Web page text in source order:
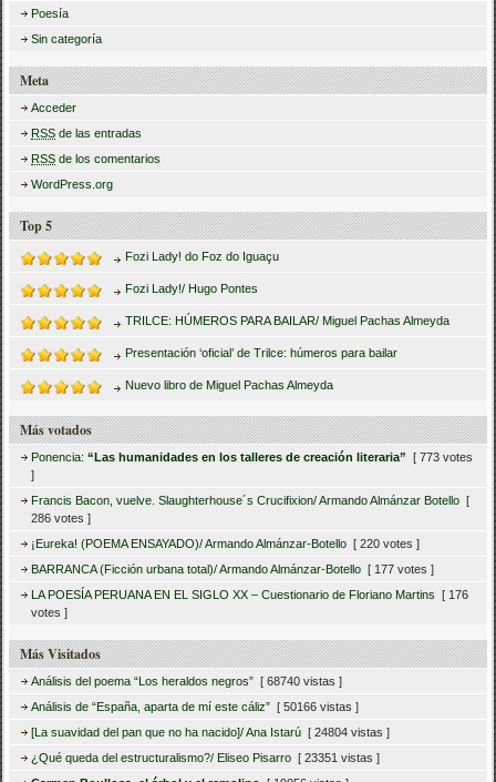
Poesía
Sin categoría
Meta
Acceder
RSS de las entradas
RSS de los comentarios
WordPress.org
Top 5
Fozi Lady! do Foz do Iguaçu
Fozi Lady!/ Hugo Pontes
TRILCE: HÚMEROS PARA BAILAR/ Miguel Pachas Almeyda
Presentación ‘oficial’ de Trilce: húmeros para bailar
Nuevo libro de Miguel Pachas Almeyda
Más votados
Ponencia:“Las humanidades en los talleres de creación literaria”
[ 773 votes
]
Francis Bacon, vuelve. Slaughterhouse´s Crucifixion/ Armando Almánzar Botello [
286 votes ]
¡Eureka! (POEMA ENSAYADO)/ Armando Almánzar-Botello [ 220 votes ]
BARRANCA (Ficción urbana total)/ Armando Almánzar-Botello [ 177 votes ]
LA POESÍA PERUANA EN EL SIGLO XX – Cuestionario de Floriano Martins
[ 176
votes ]
Más Visitados
Análisis del poema “Los heraldos negros” [ 68740 vistas ]
Análisis de “España, aparta de mí este cáliz” [ 50166 vistas ]
[La suavidad del pan que no ha nacido]/ Ana Istarú [ 24804 vistas ]
¿Qué queda del estructuralismo?/ Eliseo Pisarro [ 23351 vistas ]